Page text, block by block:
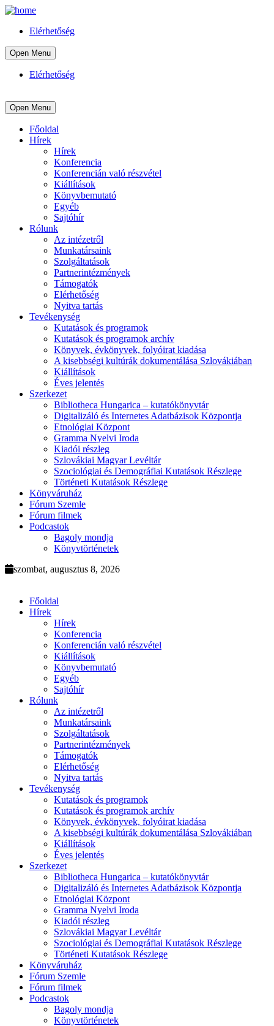
Elérhetőség
Open Menu
Elérhetőség
Open Menu
Főoldal
Hírek
Hírek
Konferencia
Konferencián való részvétel
Kiállítások
Könyvbemutató
Egyéb
Sajtóhír
Rólunk
Az intézetről
Munkatársaink
Szolgáltatások
Partnerintézmények
Támogatók
Elérhetőség
Nyitva tartás
Tevékenység
Kutatások és programok
Kutatások és programok archív
Könyvek, évkönyvek, folyóirat kiadása
A kisebbségi kultúrák dokumentálása Szlovákiában
Kiállítások
Éves jelentés
Szerkezet
Bibliotheca Hungarica – kutatókönyvtár
Digitalizáló és Internetes Adatbázisok Központja
Etnológiai Központ
Gramma Nyelvi Iroda
Kiadói részleg
Szlovákiai Magyar Levéltár
Szociológiai és Demográfiai Kutatások Részlege
Történeti Kutatások Részlege
Könyváruház
Fórum Szemle
Fórum filmek
Podcastok
Bagoly mondja
Könyvtörténetek
szombat, augusztus 8, 2026
Főoldal
Hírek
Hírek
Konferencia
Konferencián való részvétel
Kiállítások
Könyvbemutató
Egyéb
Sajtóhír
Rólunk
Az intézetről
Munkatársaink
Szolgáltatások
Partnerintézmények
Támogatók
Elérhetőség
Nyitva tartás
Tevékenység
Kutatások és programok
Kutatások és programok archív
Könyvek, évkönyvek, folyóirat kiadása
A kisebbségi kultúrák dokumentálása Szlovákiában
Kiállítások
Éves jelentés
Szerkezet
Bibliotheca Hungarica – kutatókönyvtár
Digitalizáló és Internetes Adatbázisok Központja
Etnológiai Központ
Gramma Nyelvi Iroda
Kiadói részleg
Szlovákiai Magyar Levéltár
Szociológiai és Demográfiai Kutatások Részlege
Történeti Kutatások Részlege
Könyváruház
Fórum Szemle
Fórum filmek
Podcastok
Bagoly mondja
Könyvtörténetek